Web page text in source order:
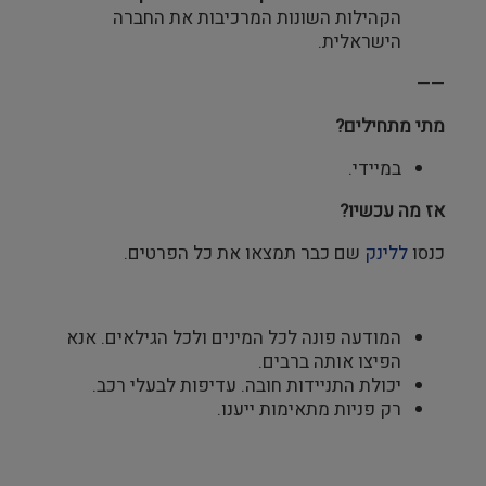
הקהילות השונות המרכיבות את החברה
הישראלית.
——
מתי מתחילים?
במיידי.
אז מה עכשיו?
כנסו ללינק שם כבר תמצאו את כל הפרטים.
המודעה פונה לכל המינים ולכל הגילאים. אנא
הפיצו אותה ברבים.
יכולת התניידות חובה. עדיפות לבעלי רכב.
רק פניות מתאימות ייענו.